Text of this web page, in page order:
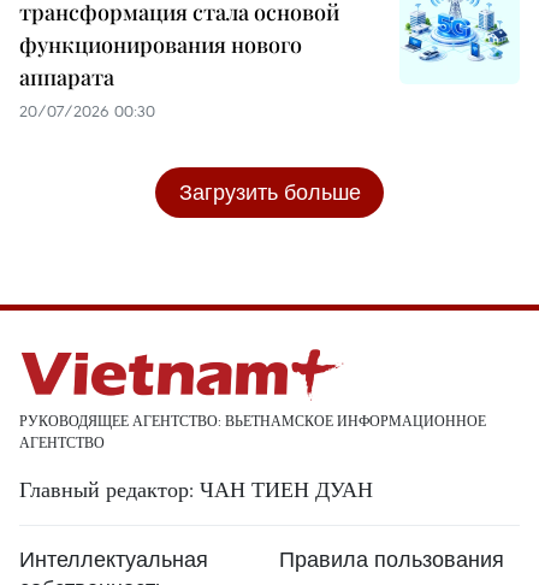
трансформация стала основой
функционирования нового
аппарата
20/07/2026 00:30
Загрузить больше
РУКОВОДЯЩЕЕ АГЕНТСТВО: ВЬЕТНАМСКОЕ ИНФОРМАЦИОННОЕ
АГЕНТСТВО
Главный редактор: ЧАН ТИЕН ДУАН
Интеллектуальная
Правила пользования